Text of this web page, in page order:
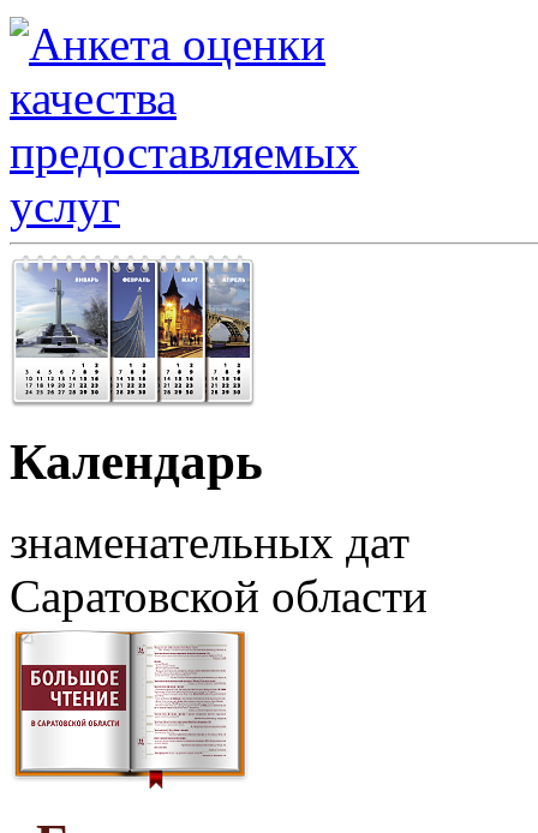
Календарь
знаменательных дат
Саратовской области